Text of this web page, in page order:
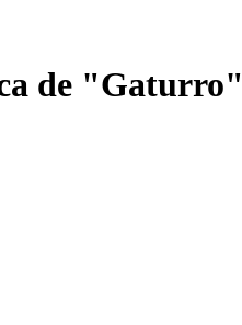
de "Gaturro"